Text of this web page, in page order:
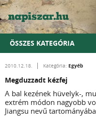
ÖSSZES KATEGÓRIA
2010.12.18. Kategória: Egyéb
Megduzzadt kézfej
A bal kezének hüvelyk-,
extrém módon nagyobb
Jiangsu nevű